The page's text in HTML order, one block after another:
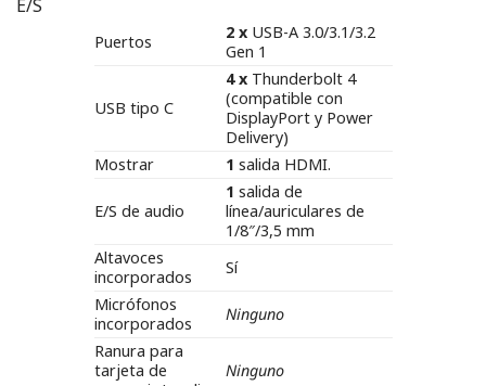
E/S
Puertos 2 x USB-A 3.0/3.1/3.2
Gen 1
USB tipo C
4 x Thunderbolt 4
(compatible con
DisplayPort y Power
Delivery)
Mostrar
1 salida HDMI.
E/S de audio
1 salida de
línea/auriculares de
1/8″/3,5 mm
Altavoces
incorporados
Sí
Micrófonos
incorporados
Ninguno
Ranura para
tarjeta de
Ninguno